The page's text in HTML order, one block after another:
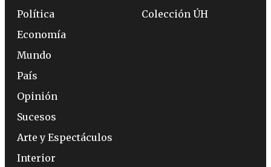
Política
Economía
Mundo
País
Opinión
Sucesos
Arte y Espectáculos
Interior
Colección ÚH